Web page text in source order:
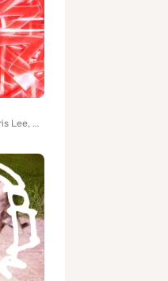
Hannah Diamond, Chris Lee, Carly Rae Jepsen, A. G. Cook, Noonie Bao, felicita, Danny L Harle, Life Sim, GFOTY